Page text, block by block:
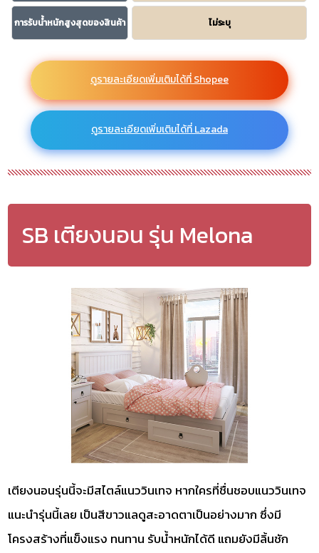
การรับน้ำหนักสูงสุดของสินค้า ไม่ระบุ
ดูรายละเอียดเพิ่มเติมได้ที่ Shopee
ดูรายละเอียดเพิ่มเติมได้ที่ Lazada
SB เตียงนอน รุ่น Melona
เตียงนอนรุ่นนี้จะมีสไตล์แนววินเทจ หากใครที่ชื่นชอบแนววินเทจ
แนะนำรุ่นนี้เลย เป็นสีขาวแลดูสะอาดตาเป็นอย่างมาก ซึ่งมี
โครงสร้างที่แข็งแรง ทนทาน รับน้ำหนักได้ดี แถมยังมีลิ้นชัก